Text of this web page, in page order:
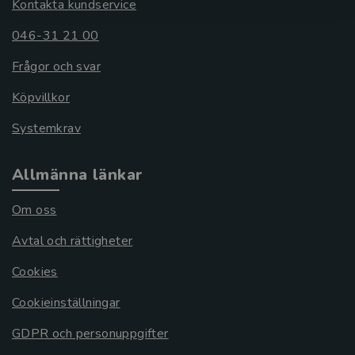
Kontakta kundservice
046-31 21 00
Frågor och svar
Köpvillkor
Systemkrav
Allmänna länkar
Om oss
Avtal och rättigheter
Cookies
Cookieinställningar
GDPR och personuppgifter